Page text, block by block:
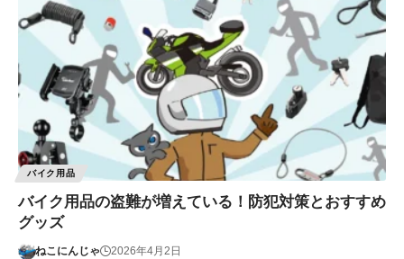
バイク用品
バイク用品の盗難が増えている！防犯対策とおすすめ
グッズ
ねこにんじゃ 2026年4月2日